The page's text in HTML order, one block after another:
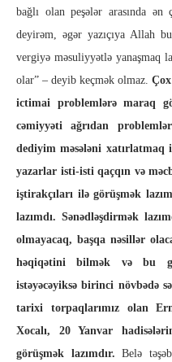
bağlı olan peşələr arasında
deyirəm, əgər yazıçıya Allah
vergiyə məsuliyyətlə yanaşmaq
olar” – deyib keçmək olmaz.
ictimai problemlərə maraq
cəmiyyəti ağrıdan
dediyim məsələni
yazarlar isti-isti qaçqın və
iştirakçıları ilə görüşmək
lazımdı. Sənədləşdirmək
olmayacaq, başqa nəsillər
həqiqətini bilmək və bu
istəyəcəyiksə birinci növbədə
tarixi torpaqlarımız olan
Xocalı, 20 Yanvar
görüşmək lazımdır. Belə